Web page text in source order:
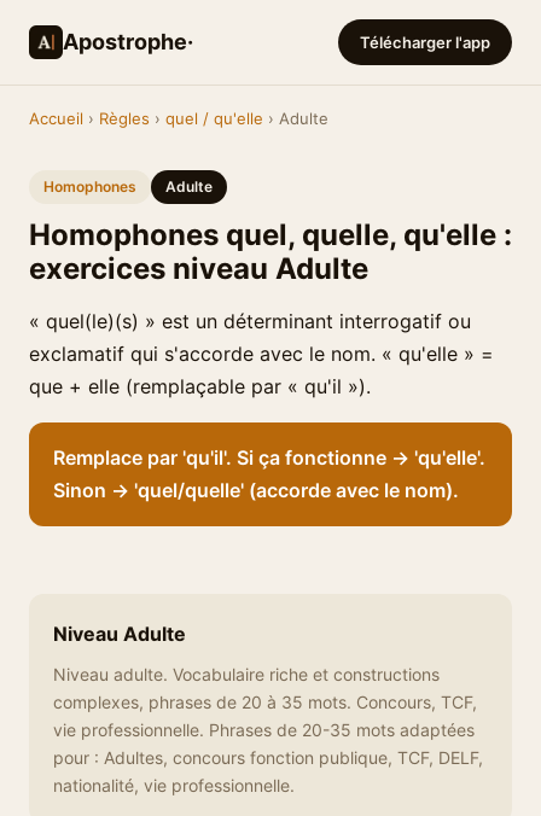
Apostrophe· Télécharger l'app
Accueil › Règles › quel / qu'elle › Adulte
Homophones Adulte
Homophones quel, quelle, qu'elle :
exercices niveau Adulte
« quel(le)(s) » est un déterminant interrogatif ou
exclamatif qui s'accorde avec le nom. « qu'elle » =
que + elle (remplaçable par « qu'il »).
Remplace par 'qu'il'. Si ça fonctionne → 'qu'elle'.
Sinon → 'quel/quelle' (accorde avec le nom).
Niveau Adulte
Niveau adulte. Vocabulaire riche et constructions
complexes, phrases de 20 à 35 mots. Concours, TCF,
vie professionnelle. Phrases de 20-35 mots adaptées
pour : Adultes, concours fonction publique, TCF, DELF,
nationalité, vie professionnelle.